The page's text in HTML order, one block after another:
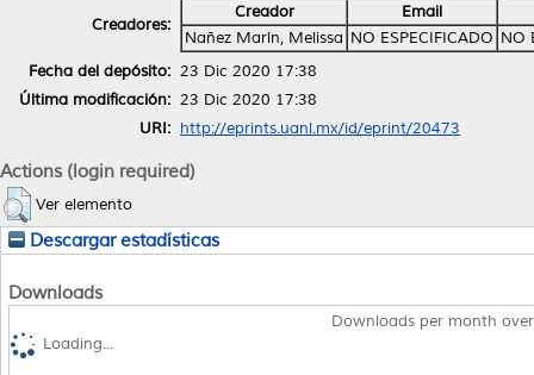
Creadores:
Creador
Email
Nañez Marín, Melissa NO ESPECIFICADO NO
Fecha del depósito: 23 Dic 2020 17:38
Última modificación: 23 Dic 2020 17:38
URI: http://eprints.uanl.mx/id/eprint/20473
Actions (login required)
Ver elemento
Descargar estadísticas
Downloads
Downloads per month
Loading...